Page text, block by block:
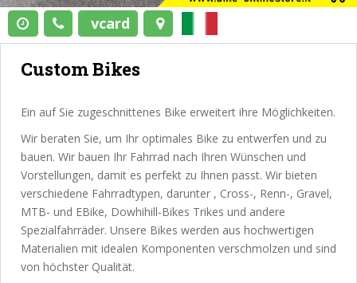
vcard
Custom Bikes
Ein auf Sie zugeschnittenes Bike erweitert ihre Möglichkeiten.
Wir beraten Sie, um Ihr optimales Bike zu entwerfen und zu
bauen. Wir bauen Ihr Fahrrad nach Ihren Wünschen und
Vorstellungen, damit es perfekt zu Ihnen passt. Wir bieten
verschiedene Fahrradtypen, darunter , Cross-, Renn-, Gravel,
MTB- und EBike, Dowhihill-Bikes Trikes und andere
Spezialfahrräder. Unsere Bikes werden aus hochwertigen
Materialien mit idealen Komponenten verschmolzen und sind
von höchster Qualität.